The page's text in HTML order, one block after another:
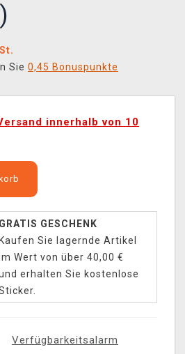
Sie 0,45 Bonuspunkte
innerhalb von 10
GRATIS GESCHENK
Kaufen Sie lagernde Artikel
Wert von über 40,00 €
erhalten Sie kostenlose
Verfügbarkeitsalarm